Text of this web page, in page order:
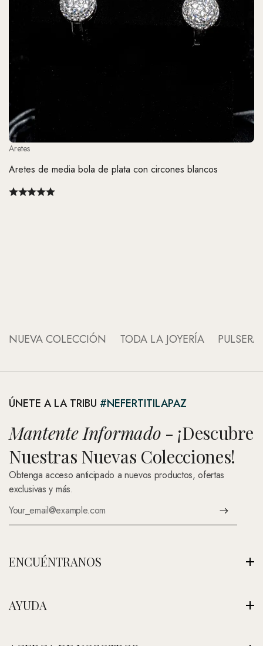
Aretes
Aretes de media bola de plata con circones blancos
NUEVA COLECCIÓN TODA LA JOYERÍA
ÚNETE A LA TRIBU #NEFERTITILAPAZ
Mantente Informado - ¡Descubre
Nuestras Nuevas Colecciones!
Obtenga acceso anticipado a nuevos productos, ofertas
exclusivas y más.
ENCUÉNTRANOS
Ver Nuestra Tienda
AYUDA